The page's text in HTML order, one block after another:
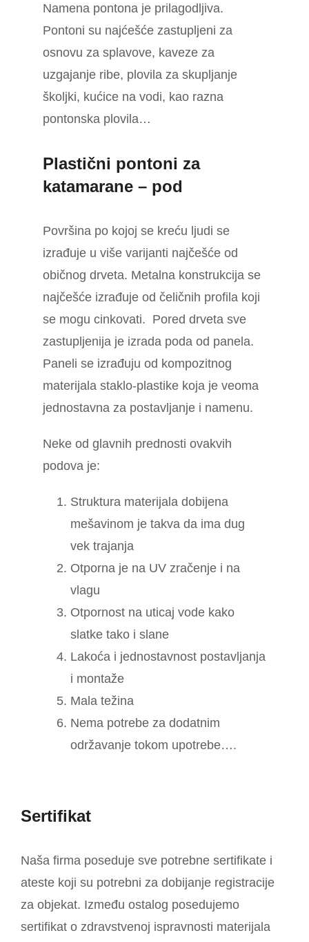
Namena pontona je prilagodljiva.
Pontoni su najćešće zastupljeni za
osnovu za splavove, kaveze za
uzgajanje ribe, plovila za skupljanje
školjki, kućice na vodi, kao razna
pontonska plovila…
Plastični pontoni za
katamarane – pod
Površina po kojoj se kreću ljudi se
izrađuje u više varijanti najčešće od
običnog drveta. Metalna konstrukcija se
najčešće izrađuje od čeličnih profila koji
se mogu cinkovati. Pored drveta sve
zastupljenija je izrada poda od panela.
Paneli se izrađuju od kompozitnog
materijala staklo-plastike koja je veoma
jednostavna za postavljanje i namenu.
Neke od glavnih prednosti ovakvih
podova je:
Struktura materijala dobijena
mešavinom je takva da ima dug
vek trajanja
Otporna je na UV zračenje i na
vlagu
Otpornost na uticaj vode kako
slatke tako i slane
Lakoća i jednostavnost postavljanja
i montaže
Mala težina
Nema potrebe za dodatnim
održavanje tokom upotrebe….
Sertifikat
Naša firma poseduje sve potrebne sertifikate i
ateste koji su potrebni za dobijanje registracije
za objekat. Između ostalog posedujemo
sertifikat o zdravstvenoj ispravnosti materijala